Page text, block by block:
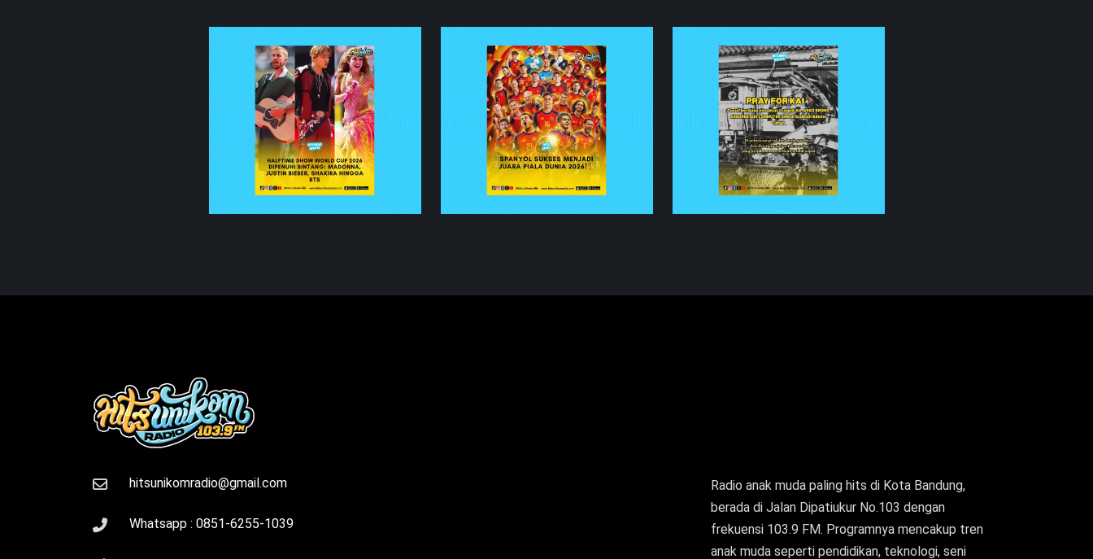
hitsunikomradio@gmail.com
Whatsapp : 0851-6255-1039
Radio anak muda paling hits di Kota Bandung,
berada di Jalan Dipatiukur No.103 dengan
frekuensi 103.9 FM. Programnya mencakup tren
anak muda seperti pendidikan, teknologi, seni